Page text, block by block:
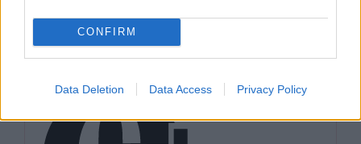
CONFIRM
Data Deletion Data Access Privacy Policy
ÉLETMÓD